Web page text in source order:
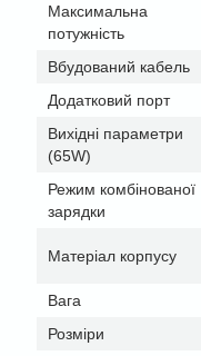
Максимальна
потужність
Вбудований кабель
Додатковий порт
Вихідні параметри
(65W)
Режим комбінованої
зарядки
Матеріал корпусу
Вага
Розміри